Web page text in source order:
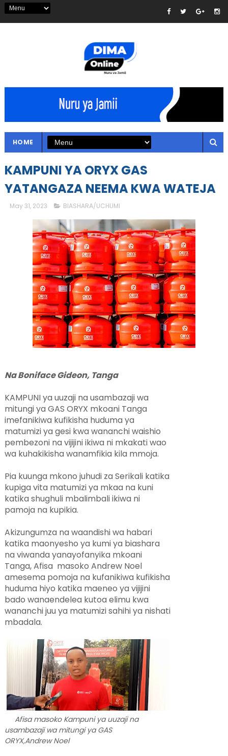
HOME
KAMPUNI YA ORYX GAS
YATANGAZA NEEMA KWA WATEJA
May 31, 2023 BIASHARA/UCHUMI
Na Boniface Gideon, Tanga
KAMPUNI ya uuzaji na usambazaji wa
mitungi ya GAS ORYX mkoani Tanga
imefanikiwa kufikisha huduma ya
matumizi ya gesi kwa wananchi waishio
pembezoni na vijijini ikiwa ni mkakati wao
wa kuhakikisha wanamfikia kila mmoja.
Pia kuunga mkono juhudi za Serikali katika
kupiga vita matumizi ya mkaa na kuni
katika shughuli mbalimbali ikiwa ni
pamoja na kupikia.
Akizungumza na waandishi wa habari
katika maonyesho ya kumi ya biashara
na viwanda yanayofanyika mkoani
Tanga, Afisa masoko Andrew Noel
amesema pomoja na kufanikiwa kufikisha
huduma hiyo katika maeneo ya vijijini
bado wanaendelea kutoa elimu kwa
wananchi juu ya matumizi sahihi ya nishati
mbadala.
Afisa masoko Kampuni ya uuzaji na
usambazaji wa mitungi ya GAS
ORYX,Andrew Noel